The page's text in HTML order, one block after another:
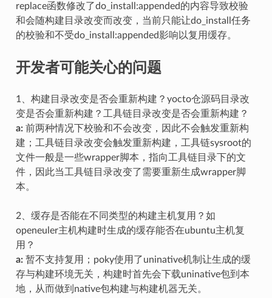
replace函数修改了do_install:appended的内容导致校验
和会随构建目录改变而改变，当前只能让do_install任务
的校验和不受do_install:appended影响以复用缓存。
开发者可能关心的问题
1、构建目录改变是否会重新构建？yocto仓源码目录改
变是否会重新构建？工具链目录改变是否会重新构建？
a:前两种情况下校验和不会改变，因此不会触发重新构
建；工具链目录改变会触发重新构建，工具链sysroot的
文件一般是一些wrapper脚本，指向工具链目录下的文
件，因此当工具链目录改变了需要重新生成wrapper脚
本。
2、缓存是否能在不同类型的构建主机复用？如
openeuler主机构建时生成的缓存能否在ubuntu主机复
用？
a:暂不支持复用；poky使用了uninative机制让生成的缓
存与构建环境无关，构建时首先会下载uninative包到本
地，从而做到native包构建与构建机器无关。